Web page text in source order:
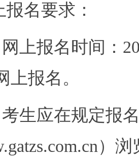
报名要求：
上报名时间：
上报名。
考生应在规定报
）浏